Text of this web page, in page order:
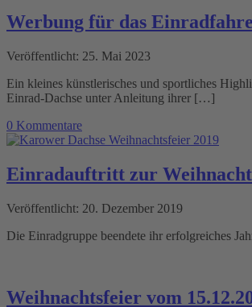
Werbung für das
Veröffentlicht: 25. Mai 2023
Ein kleines künstlerisches und sportliches
Einrad-Dachse unter Anleitung ihrer […]
0 Kommentare
Einradauftritt zur
Veröffentlicht: 20. Dezember 2019
Die Einradgruppe beendete ihr erfolgreiches
Weihnachtsfeier vom